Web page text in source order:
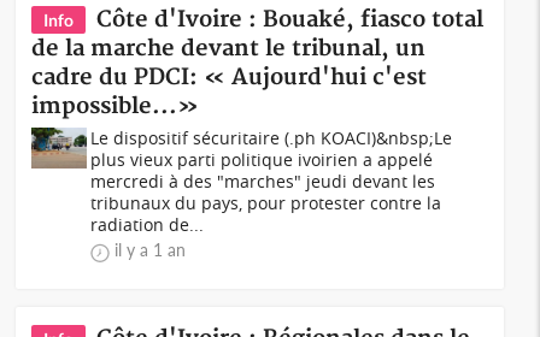
Info
Côte d'Ivoire : Bouaké, fiasco total
de la marche devant le tribunal, un
cadre du PDCI: « Aujourd'hui c'est
impossible...»
Le dispositif sécuritaire (.ph KOACI)&nbsp;Le
plus vieux parti politique ivoirien a appelé
mercredi à des "marches" jeudi devant les
tribunaux du pays, pour protester contre la
radiation de...
il y a 1 an